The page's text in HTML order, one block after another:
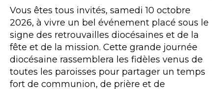
Vous êtes tous invités, samedi 10 octobre
2026, à vivre un bel événement placé sous le
signe des retrouvailles diocésaines et de la
fête et de la mission. Cette grande journée
diocésaine rassemblera les fidèles venus de
toutes les paroisses pour partager un temps
fort de communion, de prière et de